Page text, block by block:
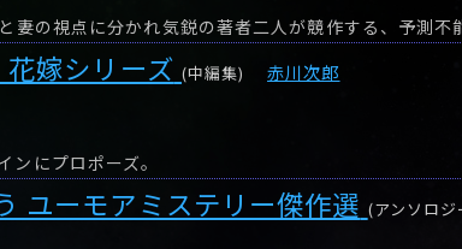
嫁シリーズ (中編集) 赤川次郎
ンにプロポーズ。
ユーモアミステリー傑作選 (アンソロジ